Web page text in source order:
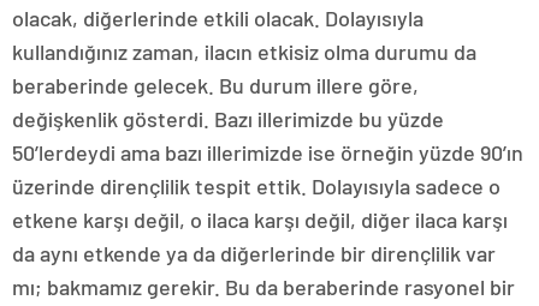
olacak, diğerlerinde etkili olacak. Dolayısıyla
kullandığınız zaman, ilacın etkisiz olma durumu da
beraberinde gelecek. Bu durum illere göre,
değişkenlik gösterdi. Bazı illerimizde bu yüzde
50’lerdeydi ama bazı illerimizde ise örneğin yüzde 90’ın
üzerinde dirençlilik tespit ettik. Dolayısıyla sadece o
etkene karşı değil, o ilaca karşı değil, diğer ilaca karşı
da aynı etkende ya da diğerlerinde bir dirençlilik var
mı; bakmamız gerekir. Bu da beraberinde rasyonel bir